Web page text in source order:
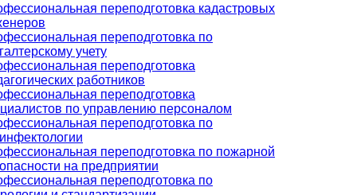
переподготовка кадастровых
переподготовка по
учету
переподготовка
работников
переподготовка
по управлению персоналом
переподготовка по
переподготовка по пожарной
на предприятии
переподготовка по